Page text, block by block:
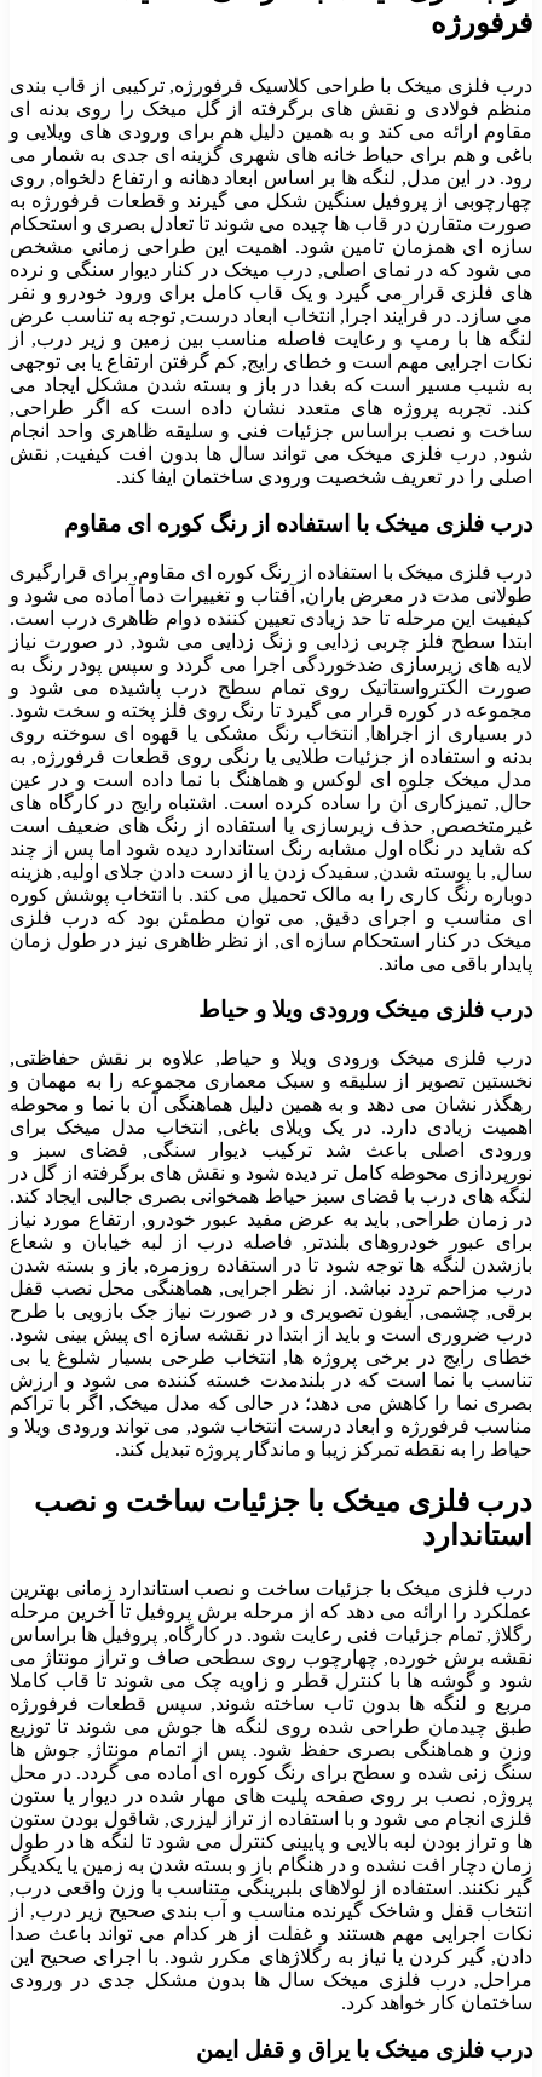
فرفورژه
درب فلزی میخک با طراحی کلاسیک فرفورژه, ترکیبی از قاب بندی
منظم فولادی و نقش های برگرفته از گل میخک را روی بدنه ای
مقاوم ارائه می کند و به همین دلیل هم برای ورودی های ویلایی و
باغی و هم برای حیاط خانه های شهری گزینه ای جدی به شمار می
رود. در این مدل, لنگه ها بر اساس ابعاد دهانه و ارتفاع دلخواه, روی
چهارچوبی از پروفیل سنگین شکل می گیرند و قطعات فرفورژه به
صورت متقارن در قاب ها چیده می شوند تا تعادل بصری و استحکام
سازه ای همزمان تامین شود. اهمیت این طراحی زمانی مشخص
می شود که در نمای اصلی, درب میخک در کنار دیوار سنگی و نرده
های فلزی قرار می گیرد و یک قاب کامل برای ورود خودرو و نفر
می سازد. در فرآیند اجرا, انتخاب ابعاد درست, توجه به تناسب عرض
لنگه ها با رمپ و رعایت فاصله مناسب بین زمین و زیر درب, از
نکات اجرایی مهم است و خطای رایج, کم گرفتن ارتفاع یا بی توجهی
به شیب مسیر است که بغدا در باز و بسته شدن مشکل ایجاد می
کند. تجربه پروژه های متعدد نشان داده است که اگر طراحی,
ساخت و نصب براساس جزئیات فنی و سلیقه ظاهری واحد انجام
شود, درب فلزی میخک می تواند سال ها بدون افت کیفیت, نقش
اصلی را در تعریف شخصیت ورودی ساختمان ایفا کند.
درب فلزی میخک با استفاده از رنگ کوره ای مقاوم
درب فلزی میخک با استفاده از رنگ کوره ای مقاوم, برای قرارگیری
طولانی مدت در معرض باران, آفتاب و تغییرات دما آماده می شود و
کیفیت این مرحله تا حد زیادی تعیین کننده دوام ظاهری درب است.
ابتدا سطح فلز چربی زدایی و زنگ زدایی می شود, در صورت نیاز
لایه های زیرسازی ضدخوردگی اجرا می گردد و سپس پودر رنگ به
صورت الکترواستاتیک روی تمام سطح درب پاشیده می شود و
مجموعه در کوره قرار می گیرد تا رنگ روی فلز پخته و سخت شود.
در بسیاری از اجراها, انتخاب رنگ مشکی یا قهوه ای سوخته روی
بدنه و استفاده از جزئیات طلایی یا رنگی روی قطعات فرفورژه, به
مدل میخک جلوه ای لوکس و هماهنگ با نما داده است و در عین
حال, تمیزکاری آن را ساده کرده است. اشتباه رایج در کارگاه های
غیرمتخصص, حذف زیرسازی یا استفاده از رنگ های ضعیف است
که شاید در نگاه اول مشابه رنگ استاندارد دیده شود اما پس از چند
سال, با پوسته شدن, سفیدک زدن یا از دست دادن جلای اولیه, هزینه
دوباره رنگ کاری را به مالک تحمیل می کند. با انتخاب پوشش کوره
ای مناسب و اجرای دقیق, می توان مطمئن بود که درب فلزی
میخک در کنار استحکام سازه ای, از نظر ظاهری نیز در طول زمان
پایدار باقی می ماند.
درب فلزی میخک ورودی ویلا و حیاط
درب فلزی میخک ورودی ویلا و حیاط, علاوه بر نقش حفاظتی,
نخستین تصویر از سلیقه و سبک معماری مجموعه را به مهمان و
رهگذر نشان می دهد و به همین دلیل هماهنگی آن با نما و محوطه
اهمیت زیادی دارد. در یک ویلای باغی, انتخاب مدل میخک برای
ورودی اصلی باعث شد ترکیب دیوار سنگی, فضای سبز و
نورپردازی محوطه کامل تر دیده شود و نقش های برگرفته از گل در
لنگه های درب با فضای سبز حیاط همخوانی بصری جالبی ایجاد کند.
در زمان طراحی, باید به عرض مفید عبور خودرو, ارتفاع مورد نیاز
برای عبور خودروهای بلندتر, فاصله درب از لبه خیابان و شعاع
بازشدن لنگه ها توجه شود تا در استفاده روزمره, باز و بسته شدن
درب مزاحم تردد نباشد. از نظر اجرایی, هماهنگی محل نصب قفل
برقی, چشمی, آیفون تصویری و در صورت نیاز جک بازویی با طرح
درب ضروری است و باید از ابتدا در نقشه سازه ای پیش بینی شود.
خطای رایج در برخی پروژه ها, انتخاب طرحی بسیار شلوغ یا بی
تناسب با نما است که در بلندمدت خسته کننده می شود و ارزش
بصری نما را کاهش می دهد؛ در حالی که مدل میخک, اگر با تراکم
مناسب فرفورژه و ابعاد درست انتخاب شود, می تواند ورودی ویلا و
حیاط را به نقطه تمرکز زیبا و ماندگار پروژه تبدیل کند.
درب فلزی میخک با جزئیات ساخت و نصب
استاندارد
درب فلزی میخک با جزئیات ساخت و نصب استاندارد زمانی بهترین
عملکرد را ارائه می دهد که از مرحله برش پروفیل تا آخرین مرحله
رگلاژ, تمام جزئیات فنی رعایت شود. در کارگاه, پروفیل ها براساس
نقشه برش خورده, چهارچوب روی سطحی صاف و تراز مونتاژ می
شود و گوشه ها با کنترل قطر و زاویه چک می شوند تا قاب کاملا
مربع و لنگه ها بدون تاب ساخته شوند, سپس قطعات فرفورژه
طبق چیدمان طراحی شده روی لنگه ها جوش می شوند تا توزیع
وزن و هماهنگی بصری حفظ شود. پس از اتمام مونتاژ, جوش ها
سنگ زنی شده و سطح برای رنگ کوره ای آماده می گردد. در محل
پروژه, نصب بر روی صفحه پلیت های مهار شده در دیوار یا ستون
فلزی انجام می شود و با استفاده از تراز لیزری, شاقول بودن ستون
ها و تراز بودن لبه بالایی و پایینی کنترل می شود تا لنگه ها در طول
زمان دچار افت نشده و در هنگام باز و بسته شدن به زمین یا یکدیگر
گیر نکنند. استفاده از لولاهای بلبرینگی متناسب با وزن واقعی درب,
انتخاب قفل و شاخک گیرنده مناسب و آب بندی صحیح زیر درب, از
نکات اجرایی مهم هستند و غفلت از هر کدام می تواند باعث صدا
دادن, گیر کردن یا نیاز به رگلاژهای مکرر شود. با اجرای صحیح این
مراحل, درب فلزی میخک سال ها بدون مشکل جدی در ورودی
ساختمان کار خواهد کرد.
درب فلزی میخک با یراق و قفل ایمن